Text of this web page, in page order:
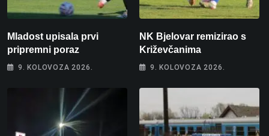
Mladost upisala prvi
pripremni poraz
9. KOLOVOZA 2026.
NK Bjelovar remizirao s
Križevčanima
9. KOLOVOZA 2026.